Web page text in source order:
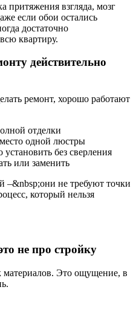
притяжения взгляда, мозг
если обои остались
достаточно
квартиру.
действительно
ремонт, хорошо работают
отделки
одной люстры
без сверления
или заменить
–&nbsp;они не требуют точки
который нельзя
не про стройку
материалов. Это ощущение, в